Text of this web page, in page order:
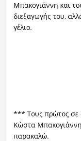
Μπακογιάννη και
διεξαγωγής του,
γέλιο.
*** Τους πρώτος σε
Κώστα Μπακογιάννη
παρακαλώ.